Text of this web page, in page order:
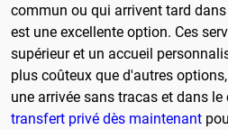
commun ou qui arrivent tard
est une excellente option. Ces
supérieur et un accueil
plus coûteux que d'autres
une arrivée sans tracas et dans le
transfert privé dès maintenant